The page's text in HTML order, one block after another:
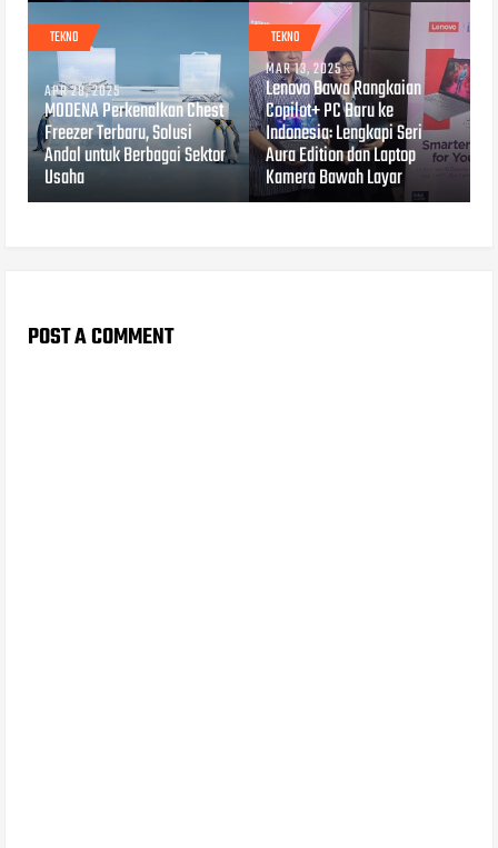
TEKNO
APR 28, 2025
MODENA Perkenalkan Chest
Freezer Terbaru, Solusi
Andal untuk Berbagai Sektor
Usaha
TEKNO
MAR 13, 2025
Lenovo Bawa Rangkaian
Copilot+ PC Baru ke
Indonesia: Lengkapi Seri
Aura Edition dan Laptop
Kamera Bawah Layar
POST A COMMENT